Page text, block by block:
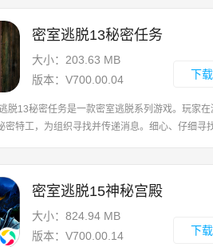
密室逃脱13秘密任务
大小：203.63 MB
版本：V700.00.04
下载
脱13秘密任务是一款密室逃脱系列游戏。玩家在
密特工，为组织寻找并传递消息。细心、仔细寻
密室逃脱15神秘宫殿
大小：824.94 MB
版本：V700.00.14
下载